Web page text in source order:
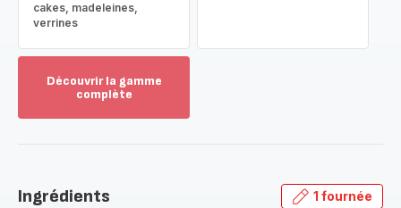
cakes, madeleines,
verrines
Découvrir la gamme
complète
gamme
Ingrédients 1 fournée